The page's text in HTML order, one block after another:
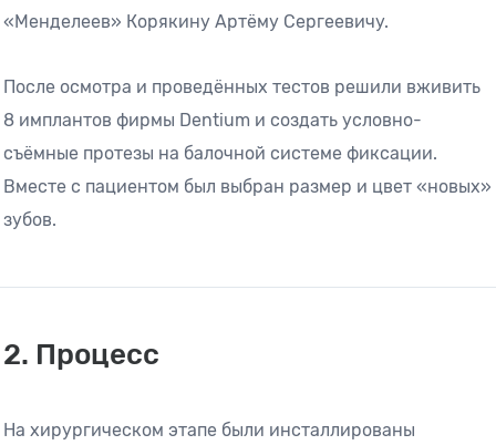
«Менделеев» Корякину Артёму Сергеевичу.
После осмотра и проведённых тестов решили вживить
8 имплантов фирмы Dentium и создать условно-
съёмные протезы на балочной системе фиксации.
Вместе с пациентом был выбран размер и цвет «новых»
зубов.
2. Процесс
На хирургическом этапе были инсталлированы